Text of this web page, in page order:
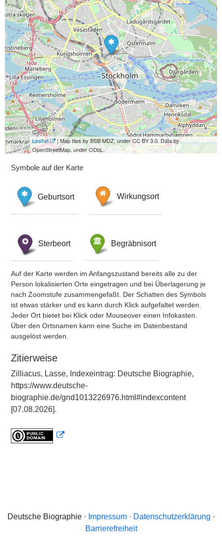
Leaflet
| Map tiles by BSB MDZ, under CC BY 3.0. Data by
OpenStreetMap, under ODbL.
Symbole auf der Karte
Geburtsort Wirkungsort
Sterbeort Begräbnisort
Auf der Karte werden im Anfangszustand bereits alle zu der
Person lokalisierten Orte eingetragen und bei Überlagerung je
nach Zoomstufe zusammengefaßt. Der Schatten des Symbols
ist etwas stärker und es kann durch Klick aufgefaltet werden.
Jeder Ort bietet bei Klick oder Mouseover einen Infokasten.
Über den Ortsnamen kann eine Suche im Datenbestand
ausgelöst werden.
Zitierweise
Zilliacus, Lasse, Indexeintrag: Deutsche Biographie,
https://www.deutsche-
biographie.de/gnd1013226976.html#indexcontent
[07.08.2026].
Deutsche Biographie · Impressum· Datenschutzerklärung ·
Barrierefreiheit